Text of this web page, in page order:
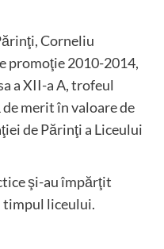
Corneliu
promoţie 2010-2014,
a XII-a A, trofeul
de merit în valoare de
de Părinţi a Liceului
şi-au împărţit
timpul liceului.